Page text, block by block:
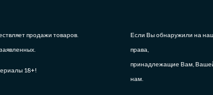
продажи товаров.
18+!
Если Вы обнаружили на
права,
принадлежащие Вам,
нам.